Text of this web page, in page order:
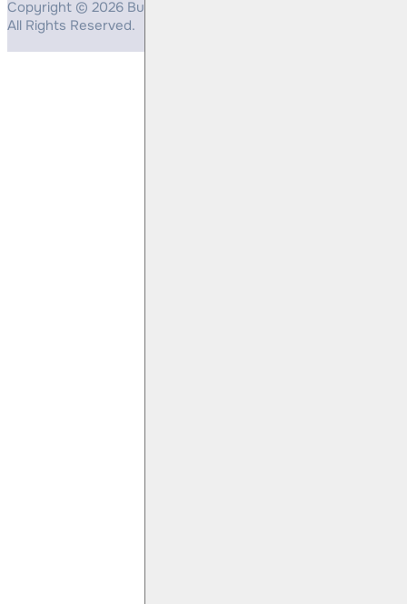
Copyright © 2026 Bulls Yatırım Menkul Değerler
All Rights Reserved.